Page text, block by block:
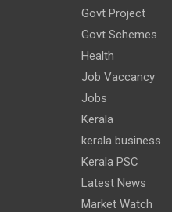
Govt Project
Govt Schemes
Health
Job Vaccancy
Jobs
Kerala
kerala business
Kerala PSC
Latest News
Market Watch